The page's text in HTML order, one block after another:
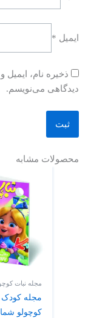
ایمیل *
ذخیره نام،
دیدگاهی می‌نویسم.
محصولات مشابه
مجله نبات
مجله کودک